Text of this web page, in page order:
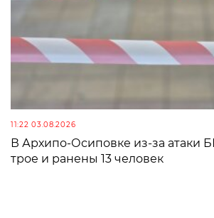
11:22 03.08.2026
В Архипо-Осиповке из-за атаки
трое и ранены 13 человек